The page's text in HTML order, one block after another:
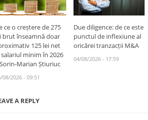
ce o creștere de 275
brut înseamnă doar
125 lei net
salariul minim în 2026
Marian Știuriuc
08/2026 - 09:51
Due diligence: de ce este
punctul de inflexiune al
oricărei tranzacții M&A
04/08/2026 - 17:59
A REPLY